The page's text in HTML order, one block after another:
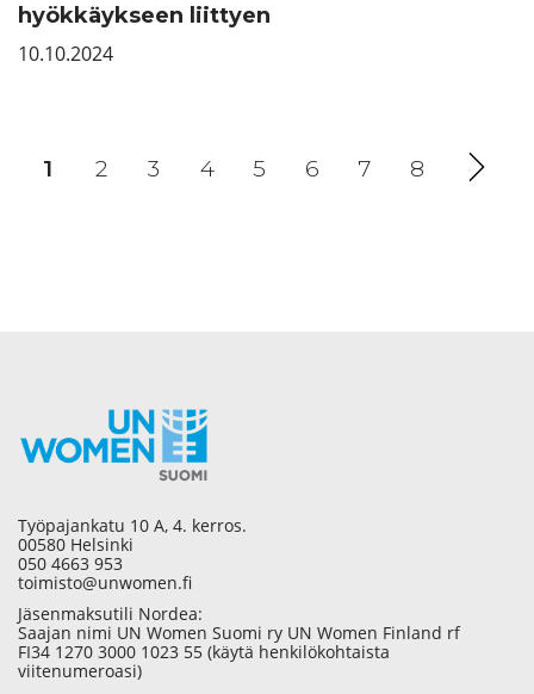
hyökkäykseen liittyen
10.10.2024
1 (current)
2 3 4 5 6 7 8
Työpajankatu 10 A, 4. kerros.
00580 Helsinki
050 4663 953
toimisto@unwomen.fi
Jäsenmaksutili Nordea:
Saajan nimi UN Women Suomi ry UN Women Finland rf
FI34 1270 3000 1023 55 (käytä henkilökohtaista
viitenumeroasi)